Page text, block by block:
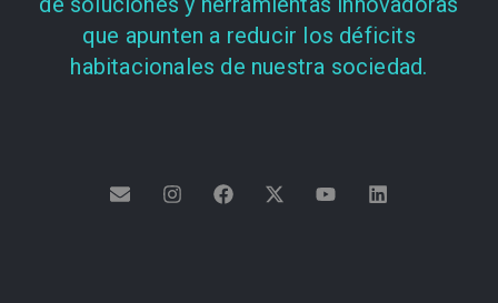
que apunten a reducir los déficits
habitacionales de nuestra sociedad.